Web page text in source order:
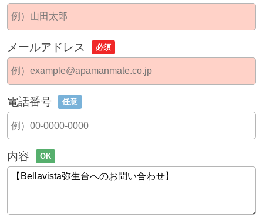
メールアドレス 必須
電話番号 任意
内容 OK